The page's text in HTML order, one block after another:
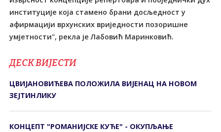
институције која стамено брани досљедност у
афирмацији врхунских вриједности позоришне
умјетности", рекла је Лабовић Маринковић.
ДЕСК ВИЈЕСТИ
ЦВИЈАНОВИЋЕВА ПОЛОЖИЛА ВИЈЕНАЦ НА НОВОМ
ЗЕЈТИНЛИКУ
КОНЦЕПТ "РОМАНИЈСКЕ КУЋЕ" - ОКУПЉАЊЕ